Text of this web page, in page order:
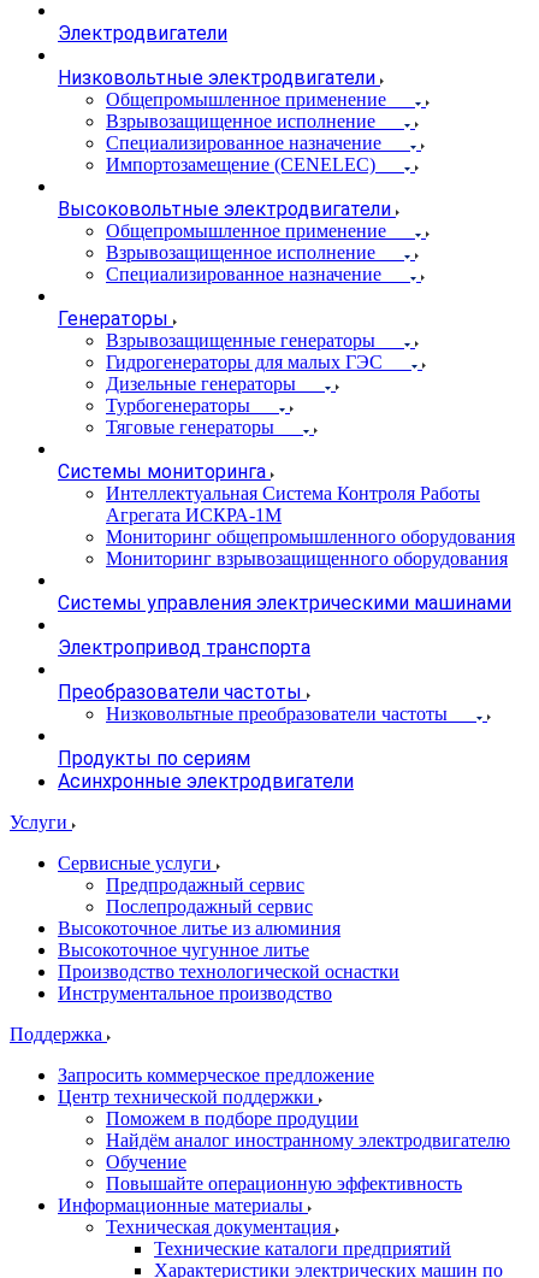
Электродвигатели
Низковольтные электродвигатели
Общепромышленное применение
Взрывозащищенное исполнение
Специализированное назначение
Импортозамещение (CENELEC)
Высоковольтные электродвигатели
Общепромышленное применение
Взрывозащищенное исполнение
Специализированное назначение
Генераторы
Взрывозащищенные генераторы
Гидрогенераторы для малых ГЭС
Дизельные генераторы
Турбогенераторы
Тяговые генераторы
Системы мониторинга
Интеллектуальная Система Контроля Работы
Агрегата ИСКРА-1М
Мониторинг общепромышленного оборудования
Мониторинг взрывозащищенного оборудования
Системы управления электрическими машинами
Электропривод транспорта
Преобразователи частоты
Низковольтные преобразователи частоты
Продукты по сериям
Асинхронные электродвигатели
Услуги
Сервисные услуги
Предпродажный сервис
Послепродажный сервис
Высокоточное литье из алюминия
Высокоточное чугунное литье
Производство технологической оснастки
Инструментальное производство
Поддержка
Запросить коммерческое предложение
Центр технической поддержки
Поможем в подборе продуции
Найдём аналог иностранному электродвигателю
Обучение
Повышайте операционную эффективность
Информационные материалы
Техническая документация
Технические каталоги предприятий
Характеристики электрических машин по